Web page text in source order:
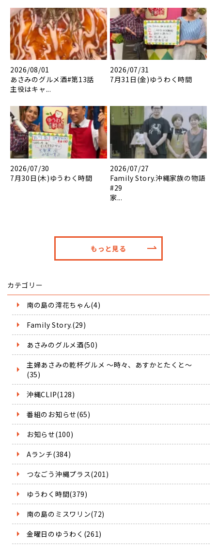
2026/08/01
あさみのグルメ酒#第13話
主役はキャ...
2026/07/31
7月31日(金)ゆうわく時間
2026/07/30
7月30日(木)ゆうわく時間
2026/07/27
Family Story.沖縄家族の物語
#29
家...
もっと見る
カテゴリー
南の島の澪花ちゃん(4)
Family Story.(29)
あさみのグルメ酒(50)
主婦あさみの乾杯グルメ ～時々、あすかとたくと～
(35)
沖縄CLIP(128)
番組のお知らせ(65)
お知らせ(100)
Aランチ(384)
つなごう沖縄プラス(201)
ゆうわく時間(379)
南の島のミスワリン(72)
金曜日のゆうわく(261)